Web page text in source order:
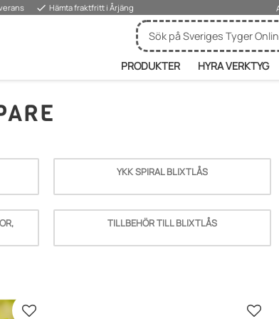
done Hämta fraktfritt i Årjäng
PRODUKTER HYRA VERKTYG
YKK SPIRAL BLIXTLÅS
TILLBEHÖR TILL BLIXTLÅS